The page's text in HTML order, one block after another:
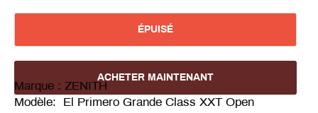
ÉPUISÉ
ACHETER MAINTENANT
Marque : ZENITH
Modèle: El Primero Grande Class XXT Open